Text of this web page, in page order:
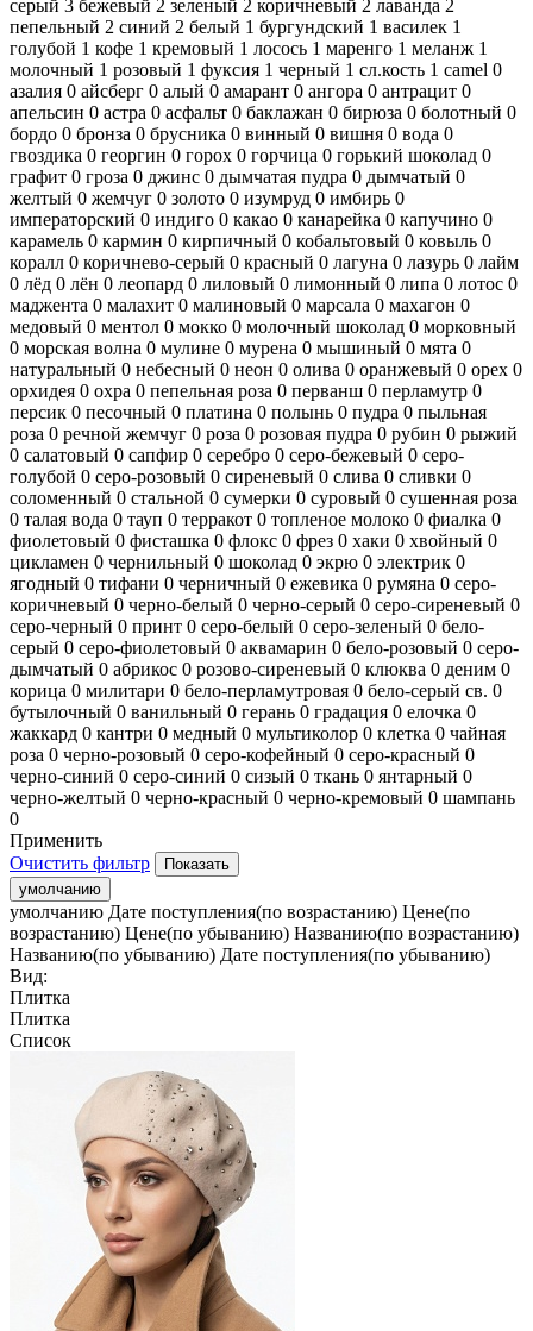
серый 3 бежевый 2 зеленый 2 коричневый 2 лаванда 2
пепельный 2 синий 2 белый 1 бургундский 1 василек 1
голубой 1 кофе 1 кремовый 1 лосось 1 маренго 1 меланж 1
молочный 1 розовый 1 фуксия 1 черный 1 сл.кость 1 camel 0
азалия 0 айсберг 0 алый 0 амарант 0 ангора 0 антрацит 0
апельсин 0 астра 0 асфальт 0 баклажан 0 бирюза 0 болотный 0
бордо 0 бронза 0 брусника 0 винный 0 вишня 0 вода 0
гвоздика 0 георгин 0 горох 0 горчица 0 горький шоколад 0
графит 0 гроза 0 джинс 0 дымчатая пудра 0 дымчатый 0
желтый 0 жемчуг 0 золото 0 изумруд 0 имбирь 0
императорский 0 индиго 0 какао 0 канарейка 0 капучино 0
карамель 0 кармин 0 кирпичный 0 кобальтовый 0 ковыль 0
коралл 0 коричнево-серый 0 красный 0 лагуна 0 лазурь 0 лайм
0 лёд 0 лён 0 леопард 0 лиловый 0 лимонный 0 липа 0 лотос 0
маджента 0 малахит 0 малиновый 0 марсала 0 махагон 0
медовый 0 ментол 0 мокко 0 молочный шоколад 0 морковный
0 морская волна 0 мулине 0 мурена 0 мышиный 0 мята 0
натуральный 0 небесный 0 неон 0 олива 0 оранжевый 0 орех 0
орхидея 0 охра 0 пепельная роза 0 перванш 0 перламутр 0
персик 0 песочный 0 платина 0 полынь 0 пудра 0 пыльная
роза 0 речной жемчуг 0 роза 0 розовая пудра 0 рубин 0 рыжий
0 салатовый 0 сапфир 0 серебро 0 серо-бежевый 0 серо-
голубой 0 серо-розовый 0 сиреневый 0 слива 0 сливки 0
соломенный 0 стальной 0 сумерки 0 суровый 0 сушенная роза
0 талая вода 0 тауп 0 терракот 0 топленое молоко 0 фиалка 0
фиолетовый 0 фисташка 0 флокс 0 фрез 0 хаки 0 хвойный 0
цикламен 0 чернильный 0 шоколад 0 экрю 0 электрик 0
ягодный 0 тифани 0 черничный 0 ежевика 0 румяна 0 серо-
коричневый 0 черно-белый 0 черно-серый 0 серо-сиреневый 0
серо-черный 0 принт 0 серо-белый 0 серо-зеленый 0 бело-
серый 0 серо-фиолетовый 0 аквамарин 0 бело-розовый 0 серо-
дымчатый 0 абрикос 0 розово-сиреневый 0 клюква 0 деним 0
корица 0 милитари 0 бело-перламутровая 0 бело-серый св. 0
бутылочный 0 ванильный 0 герань 0 градация 0 елочка 0
жаккард 0 кантри 0 медный 0 мультиколор 0 клетка 0 чайная
роза 0 черно-розовый 0 серо-кофейный 0 серо-красный 0
черно-синий 0 серо-синий 0 сизый 0 ткань 0 янтарный 0
черно-желтый 0 черно-красный 0 черно-кремовый 0 шампань
0
Применить
Очистить фильтр
умолчанию
умолчанию Дате поступления(по возрастанию) Цене(по
возрастанию) Цене(по убыванию) Названию(по возрастанию)
Названию(по убыванию) Дате поступления(по убыванию)
Вид:
Плитка
Плитка
Список